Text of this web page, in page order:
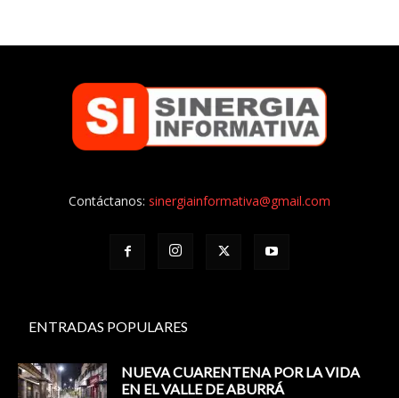
Contáctanos: sinergiainformativa@gmail.com
ENTRADAS POPULARES
NUEVA CUARENTENA POR LA VIDA
EN EL VALLE DE ABURRÁ